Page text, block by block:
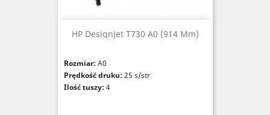
HP DesignJet T730 A0 (914 Mm)
Rozmiar: A0
Prędkość druku: 25 s/str
Ilość tuszy: 4